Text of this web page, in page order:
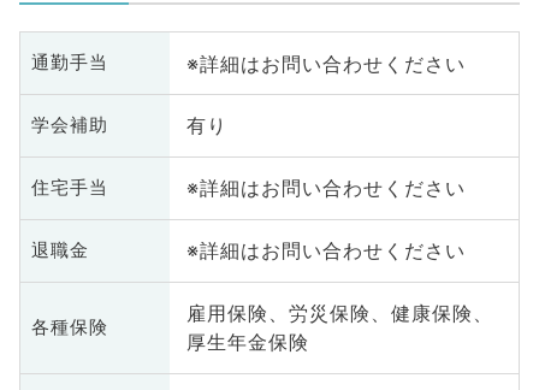
通勤手当 ※詳細はお問い合わせください
学会補助 有り
住宅手当 ※詳細はお問い合わせください
退職金 ※詳細はお問い合わせください
各種保険
雇用保険、労災保険、健康保険、
厚生年金保険